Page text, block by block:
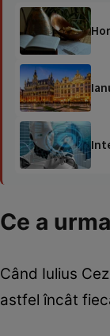
Ce a
Când Iulius
astfel încât